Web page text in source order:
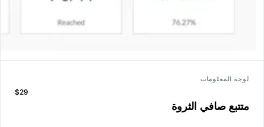
لوحة المعلومات
متتبع صافي الثروة
$29